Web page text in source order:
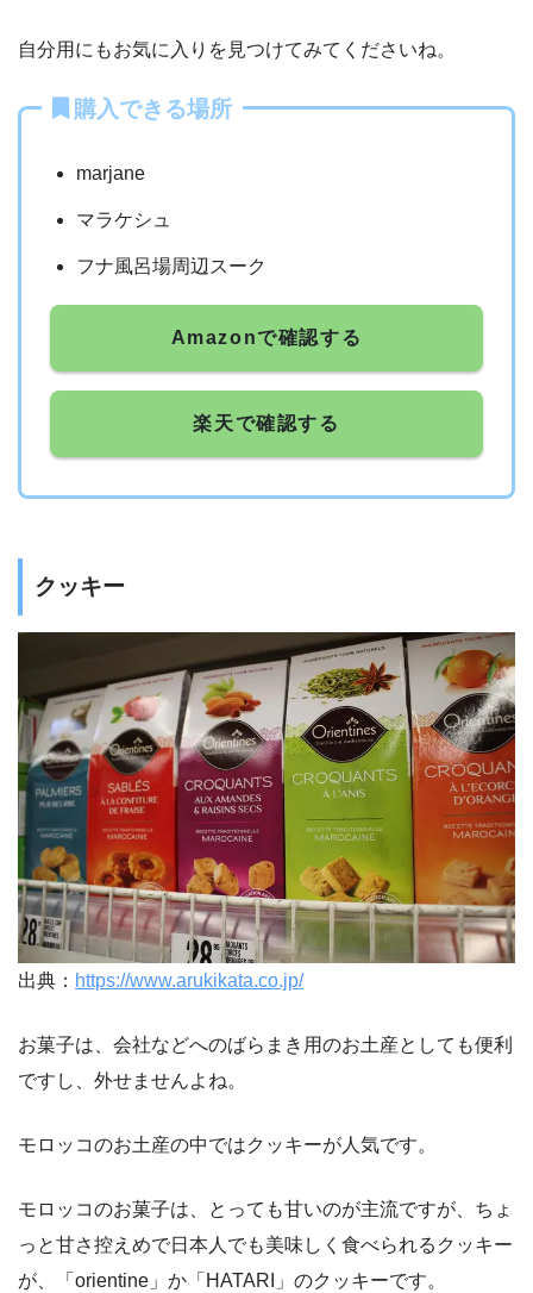
自分用にもお気に入りを見つけてみてくださいね。
購入できる場所
marjane
マラケシュ
フナ風呂場周辺スーク
Amazonで確認する
楽天で確認する
クッキー
出典： https://www.arukikata.co.jp/
お菓子は、会社などへのばらまき用のお土産としても便利
ですし、外せませんよね。
モロッコのお土産の中ではクッキーが人気です。
モロッコのお菓子は、とっても甘いのが主流ですが、ちょ
っと甘さ控えめで日本人でも美味しく食べられるクッキー
が、「 orientine」か「HATARI」のクッキーです。